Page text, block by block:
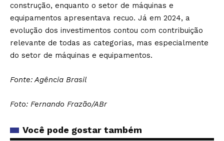
construção, enquanto o setor de máquinas e
equipamentos apresentava recuo. Já em 2024, a
evolução dos investimentos contou com contribuição
relevante de todas as categorias, mas especialmente
do setor de máquinas e equipamentos.
Fonte: Agência Brasil
Foto: Fernando Frazão/ABr
Você pode gostar também